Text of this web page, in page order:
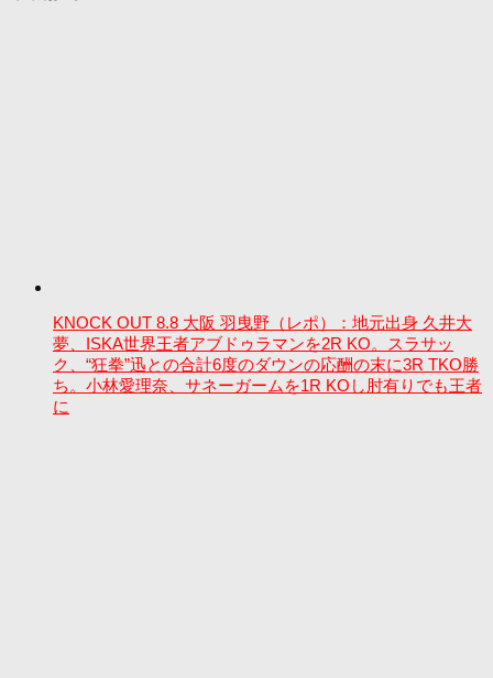
KNOCK OUT 8.8 大阪 羽曳野（レポ）：地元出身 久井大
夢、ISKA世界王者アブドゥラマンを2R KO。スラサッ
ク、“狂拳”迅との合計6度のダウンの応酬の末に3R TKO勝
ち。小林愛理奈、サネーガームを1R KOし肘有りでも王者
に